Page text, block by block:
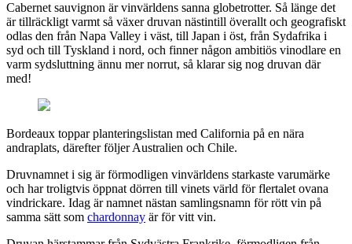
Cabernet sauvignon är vinvärldens sanna globetrotter. Så länge det
är tillräckligt varmt så växer druvan nästintill överallt och geografiskt
odlas den från Napa Valley i väst, till Japan i öst, från Sydafrika i
syd och till Tyskland i nord, och finner någon ambitiös vinodlare en
varm sydsluttning ännu mer norrut, så klarar sig nog druvan där
med!
Bordeaux toppar planteringslistan med California på en nära
andraplats, därefter följer Australien och Chile.
Druvnamnet i sig är förmodligen vinvärldens starkaste varumärke
och har troligtvis öppnat dörren till vinets värld för flertalet ovana
vindrickare. Idag är namnet nästan samlingsnamn för rött vin på
samma sätt som chardonnay är för vitt vin.